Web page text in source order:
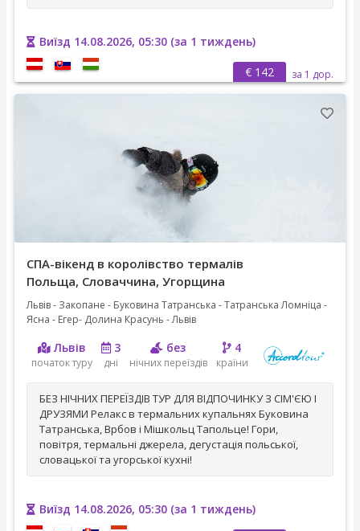
Виїзд 14.08.2026, 05:30 (за 1 тиждень)
€ 142
за 1 дор.
СПА-вікенд в королівство термалів
Польща, Словаччина, Угорщина
Львів - Закопане - Буковина Татранська - Татранська Ломніца -
Ясна - Егер- Долина Красунь - Львів
Львів
початок туру
3
дні
без
нічних переїздів
4
країни
БЕЗ НІЧНИХ ПЕРЕЇЗДІВ ТУР ДЛЯ ВІДПОЧИНКУ З СІМ'ЄЮ І
ДРУЗЯМИ Релакс в термальних купальнях Буковина
Татранська, Врбов і Мішкольц Тапольце! Гори,
повітря, термальні джерела, дегустація польської,
словацької та угорської кухні!
Виїзд 14.08.2026, 05:30 (за 1 тиждень)